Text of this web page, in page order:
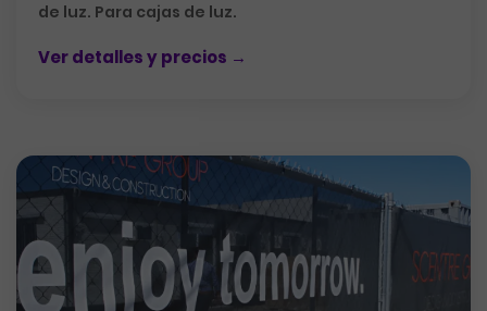
de luz. Para cajas de luz.
Ver detalles y precios →